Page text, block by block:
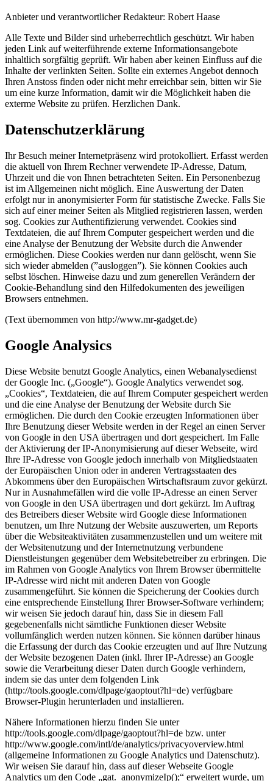
Anbieter und verantwortlicher Redakteur: Robert Haase
Alle Texte und Bilder sind urheberrechtlich geschützt. Wir haben
jeden Link auf weiterführende externe Informationsangebote
inhaltlich sorgfältig geprüft. Wir haben aber keinen Einfluss auf die
Inhalte der verlinkten Seiten. Sollte ein externes Angebot dennoch
Ihren Anstoss finden oder nicht mehr erreichbar sein, bitten wir Sie
um eine kurze Information, damit wir die Möglichkeit haben die
exterme Website zu prüfen. Herzlichen Dank.
Datenschutzerklärung
Ihr Besuch meiner Internetpräsenz wird protokolliert. Erfasst werden
die aktuell von Ihrem Rechner verwendete IP-Adresse, Datum,
Uhrzeit und die von Ihnen betrachteten Seiten. Ein Personenbezug
ist im Allgemeinen nicht möglich. Eine Auswertung der Daten
erfolgt nur in anonymisierter Form für statistische Zwecke. Falls Sie
sich auf einer meiner Seiten als Mitglied registrieren lassen, werden
sog. Cookies zur Authentifizierung verwendet. Cookies sind
Textdateien, die auf Ihrem Computer gespeichert werden und die
eine Analyse der Benutzung der Website durch die Anwender
ermöglichen. Diese Cookies werden nur dann gelöscht, wenn Sie
sich wieder abmelden (”ausloggen”). Sie können Cookies auch
selbst löschen. Hinweise dazu und zum generellen Verändern der
Cookie-Behandlung sind den Hilfedokumenten des jeweiligen
Browsers entnehmen.
(Text übernommen von http://www.mr-gadget.de)
Google Analysics
Diese Website benutzt Google Analytics, einen Webanalysedienst
der Google Inc. („Google“). Google Analytics verwendet sog.
„Cookies“, Textdateien, die auf Ihrem Computer gespeichert werden
und die eine Analyse der Benutzung der Website durch Sie
ermöglichen. Die durch den Cookie erzeugten Informationen über
Ihre Benutzung dieser Website werden in der Regel an einen Server
von Google in den USA übertragen und dort gespeichert. Im Falle
der Aktivierung der IP-Anonymisierung auf dieser Webseite, wird
Ihre IP-Adresse von Google jedoch innerhalb von Mitgliedstaaten
der Europäischen Union oder in anderen Vertragsstaaten des
Abkommens über den Europäischen Wirtschaftsraum zuvor gekürzt.
Nur in Ausnahmefällen wird die volle IP-Adresse an einen Server
von Google in den USA übertragen und dort gekürzt. Im Auftrag
des Betreibers dieser Website wird Google diese Informationen
benutzen, um Ihre Nutzung der Website auszuwerten, um Reports
über die Websiteaktivitäten zusammenzustellen und um weitere mit
der Websitenutzung und der Internetnutzung verbundene
Dienstleistungen gegenüber dem Websitebetreiber zu erbringen. Die
im Rahmen von Google Analytics von Ihrem Browser übermittelte
IP-Adresse wird nicht mit anderen Daten von Google
zusammengeführt. Sie können die Speicherung der Cookies durch
eine entsprechende Einstellung Ihrer Browser-Software verhindern;
wir weisen Sie jedoch darauf hin, dass Sie in diesem Fall
gegebenenfalls nicht sämtliche Funktionen dieser Website
vollumfänglich werden nutzen können. Sie können darüber hinaus
die Erfassung der durch das Cookie erzeugten und auf Ihre Nutzung
der Website bezogenen Daten (inkl. Ihrer IP-Adresse) an Google
sowie die Verarbeitung dieser Daten durch Google verhindern,
indem sie das unter dem folgenden Link
(http://tools.google.com/dlpage/gaoptout?hl=de) verfügbare
Browser-Plugin herunterladen und installieren.
Nähere Informationen hierzu finden Sie unter
http://tools.google.com/dlpage/gaoptout?hl=de bzw. unter
http://www.google.com/intl/de/analytics/privacyoverview.html
(allgemeine Informationen zu Google Analytics und Datenschutz).
Wir weisen Sie darauf hin, dass auf dieser Webseite Google
Analytics um den Code „gat._anonymizeIp();“ erweitert wurde, um